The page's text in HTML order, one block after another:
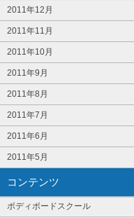
2011年12月
2011年11月
2011年10月
2011年9月
2011年8月
2011年7月
2011年6月
2011年5月
コンテンツ
ボディボードスクール